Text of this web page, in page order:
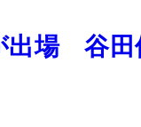
出場 谷田